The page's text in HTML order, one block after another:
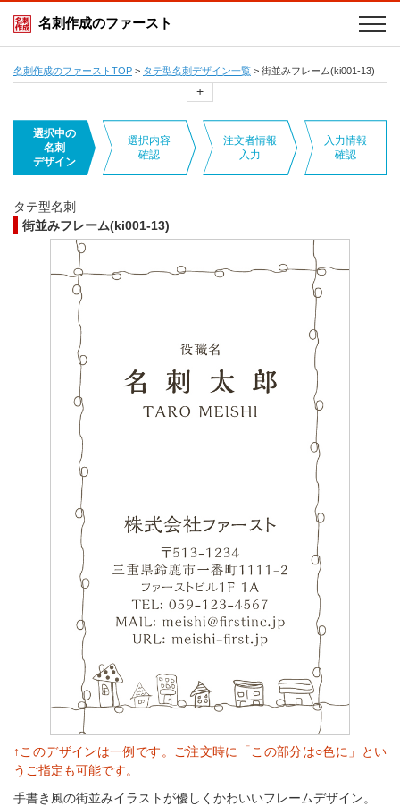
名刺作成のファースト
名刺作成のファーストTOP > タテ型名刺デザイン一覧 > 街並みフレーム(ki001-13)
+
選択中の
名刺
デザイン
選択内容
確認
注文者情報
入力
入力情報
確認
タテ型名刺
街並みフレーム(ki001-13)
↑このデザインは一例です。ご注文時に「この部分は○色に」とい
うご指定も可能です。
手書き風の街並みイラストが優しくかわいいフレームデザイン。